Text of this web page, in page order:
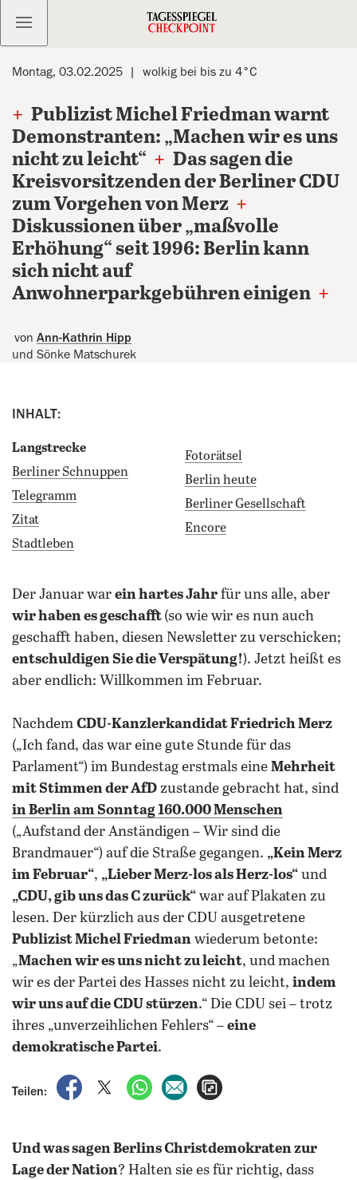
Kostenlos anmelden
Montag, 03.02.2025 wolkig bei bis zu 4°C
+ Publizist Michel Friedman warnt
Demonstranten: „Machen wir es uns
nicht zu leicht“ + Das sagen die
Kreisvorsitzenden der Berliner CDU
zum Vorgehen von Merz +
Diskussionen über „maßvolle
Erhöhung“ seit 1996: Berlin kann
sich nicht auf
Anwohnerparkgebühren einigen +
von Ann-Kathrin Hipp
und Sönke Matschurek
INHALT:
Langstrecke
Berliner Schnuppen
Telegramm
Zitat
Stadtleben
Fotorätsel
Berlin heute
Berliner Gesellschaft
Encore
der Januar war ein hartes Jahr für uns alle, aber
wir haben es geschafft (so wie wir es nun auch
geschafft haben, diesen Newsletter zu verschicken;
entschuldigen Sie die Verspätung!). Jetzt heißt es
aber endlich: Willkommen im Februar.
Nachdem CDU-Kanzlerkandidat Friedrich Merz
(„Ich fand, das war eine gute Stunde für das
Parlament“) im Bundestag erstmals eine Mehrheit
mit Stimmen der AfD zustande gebracht hat, sind
in Berlin am Sonntag160.000 Menschen
(„Aufstand der Anständigen – Wir sind die
Brandmauer“) auf die Straße gegangen. „Kein Merz
im Februar“, „Lieber Merz-los als Herz-los“ und
„CDU, gib uns das C zurück“ war auf Plakaten zu
lesen. Der kürzlich aus der CDU ausgetretene
Publizist Michel Friedman wiederum betonte:
„Machen wir es uns nicht zu leicht, und machen
wir es der Partei des Hasses nicht zu leicht, indem
wir uns auf die CDU stürzen.“ Die CDU sei – trotz
ihres „unverzeihlichen Fehlers“ – eine
demokratische Partei.
Teilen:
auf Facebook teilen
auf X teilenper WhatsApp teilen
per E-Mail teilen
Und was sagen Berlins Christdemokraten zur
Lage der Nation? Halten sie es für richtig, dass